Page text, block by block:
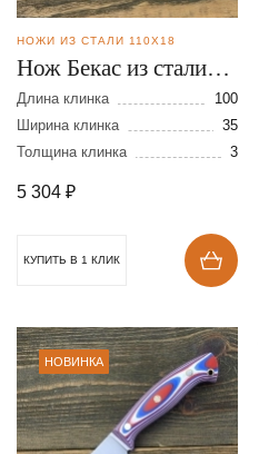
НОЖИ ИЗ СТАЛИ 110Х18
Нож Бекас из стали
110Х18
Длина клинка
100
Ширина клинка
35
Толщина клинка
3
5 304 ₽
КУПИТЬ В 1 КЛИК
НОВИНКА